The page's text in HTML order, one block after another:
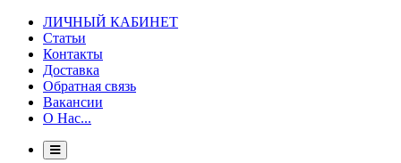
ЛИЧНЫЙ КАБИНЕТ
Статьи
Контакты
Доставка
Обратная связь
Вакансии
О Нас...